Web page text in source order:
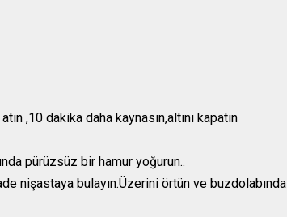
,10 dakika daha kaynasın,altını kapatın
pürüzsüz bir hamur yoğurun..
nişastaya bulayın.Üzerini örtün ve buzdolabında